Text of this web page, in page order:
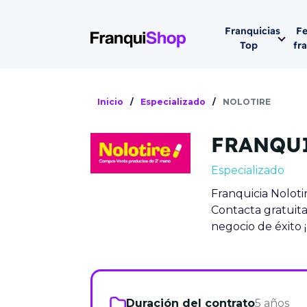
Franquicias
Top
Hostelería
Estética y
Vending08-
Madrid
Municipal
Lleva tu
Inicio / Especializado / NOLOTIRE
Especializado
Franquicia
Contacta
negocio de éxito
Duración del contrato5 años